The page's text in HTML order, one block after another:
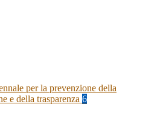
per la prevenzione della
e della trasparenza 6